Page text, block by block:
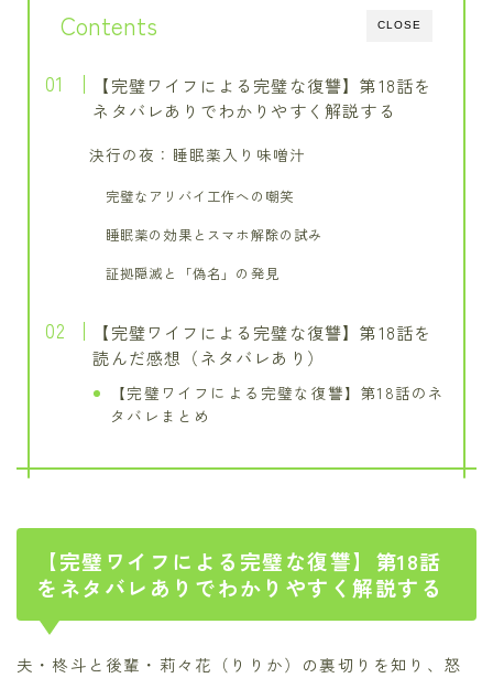
CLOSE
Contents
【完璧ワイフによる完璧な復讐】第18話を
ネタバレありでわかりやすく解説する
決行の夜：睡眠薬入り味噌汁
完璧なアリバイ工作への嘲笑
睡眠薬の効果とスマホ解除の試み
証拠隠滅と「偽名」の発見
【完璧ワイフによる完璧な復讐】第18話を
読んだ感想（ネタバレあり）
【完璧ワイフによる完璧な復讐】第18話のネ
タバレまとめ
【完璧ワイフによる完璧な復讐】第18話
をネタバレありでわかりやすく解説する
夫・柊斗と後輩・莉々花（りりか）の裏切りを知り、怒